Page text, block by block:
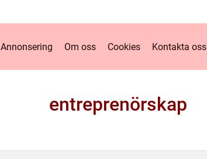
Annonsering Om oss Cookies Kontakta oss
entreprenörskap